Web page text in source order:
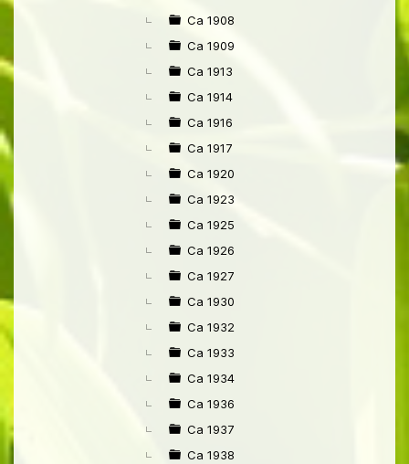
Ca 1908
Ca 1909
Ca 1913
Ca 1914
Ca 1916
Ca 1917
Ca 1920
Ca 1923
Ca 1925
Ca 1926
Ca 1927
Ca 1930
Ca 1932
Ca 1933
Ca 1934
Ca 1936
Ca 1937
Ca 1938